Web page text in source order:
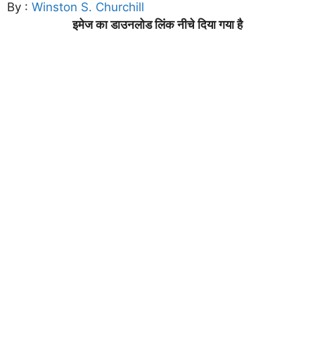
By : Winston S. Churchill
इमेज का डाउनलोड लिंक नीचे दिया गया है